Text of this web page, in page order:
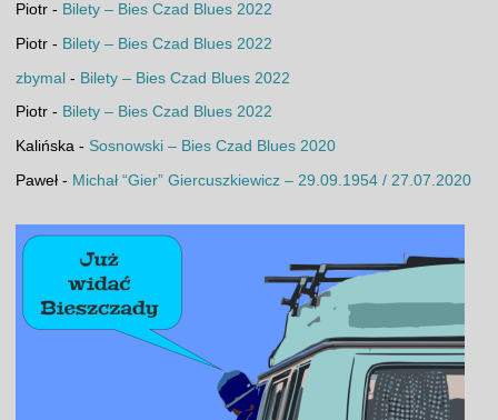
Piotr- Bilety – Bies Czad Blues 2022
Piotr- Bilety – Bies Czad Blues 2022
zbymal- Bilety – Bies Czad Blues 2022
Piotr- Bilety – Bies Czad Blues 2022
Kalińska- Sosnowski – Bies Czad Blues 2020
Paweł- Michał “Gier” Giercuszkiewicz – 29.09.1954 / 27.07.2020